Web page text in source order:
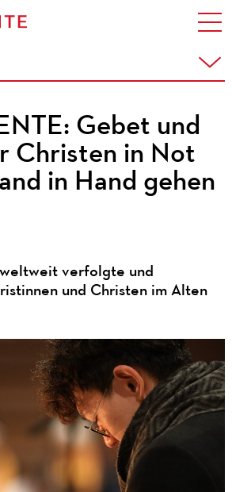
Gebet und
Christen in Not
in Hand gehen
verfolgte und
und Christen im Alten